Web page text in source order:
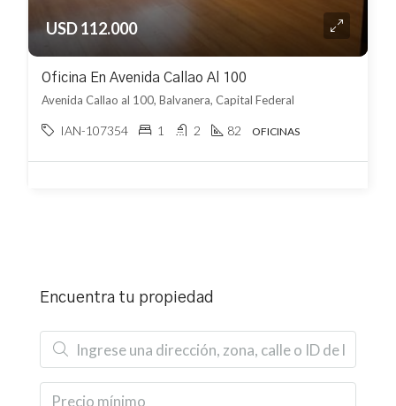
USD 112.000
Oficina En Avenida Callao Al 100
Avenida Callao al 100, Balvanera, Capital Federal
IAN-107354 1 2 82 OFICINAS
Encuentra tu propiedad